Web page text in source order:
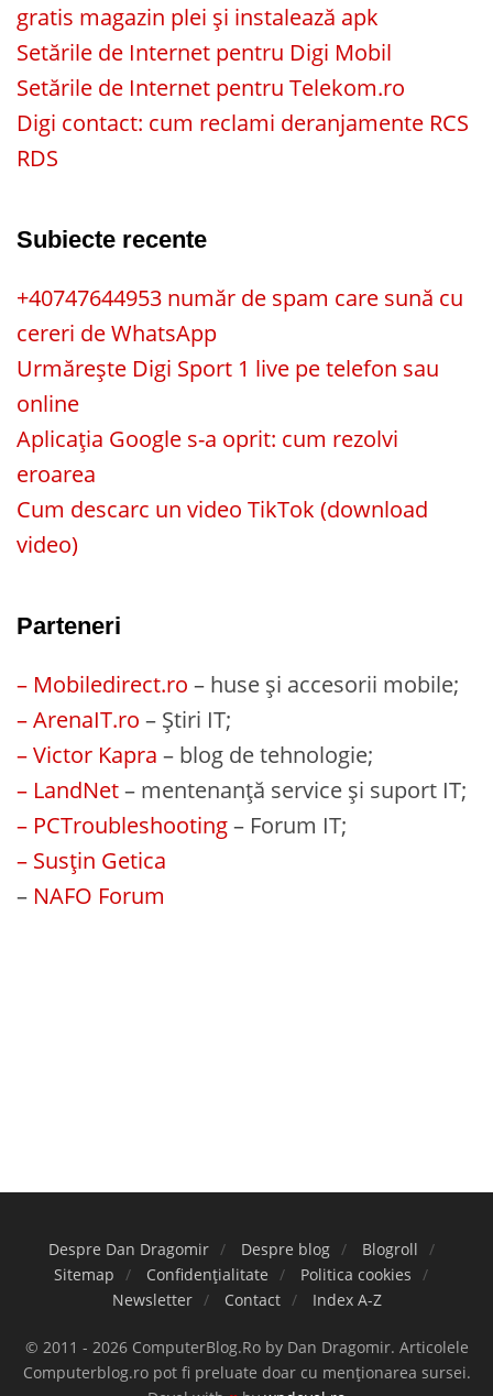
gratis magazin plei și instalează apk
Setările de Internet pentru Digi Mobil
Setările de Internet pentru Telekom.ro
Digi contact: cum reclami deranjamente RCS
RDS
Subiecte recente
+40747644953 număr de spam care sună cu
cereri de WhatsApp
Urmărește Digi Sport 1 live pe telefon sau
online
Aplicația Google s-a oprit: cum rezolvi
eroarea
Cum descarc un video TikTok (download
video)
Parteneri
– Mobiledirect.ro – huse și accesorii mobile;
– ArenaIT.ro – Știri IT;
– Victor Kapra – blog de tehnologie;
– LandNet– mentenanță service și suport IT;
– PCTroubleshooting– Forum IT;
– Susțin Getica
– NAFO Forum
Despre Dan Dragomir Despre blog
Blogroll
Sitemap
Confidențialitate
Politica cookies
Newsletter
Contact Index A-Z
© 2011 - 2026 ComputerBlog.Ro by Dan Dragomir. Articolele
Computerblog.ro pot fi preluate doar cu menționarea sursei.